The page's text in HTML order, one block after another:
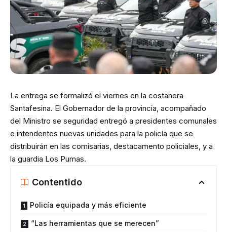
La entrega se formalizó el viernes en la costanera
Santafesina. El Gobernador de la provincia, acompañado
del Ministro se seguridad entregó a presidentes comunales
e intendentes nuevas unidades para la policía que se
distribuirán en las comisarias, destacamento policiales, y a
la guardia Los Pumas.
Contentido
Policía equipada y más eficiente
“Las herramientas que se merecen”